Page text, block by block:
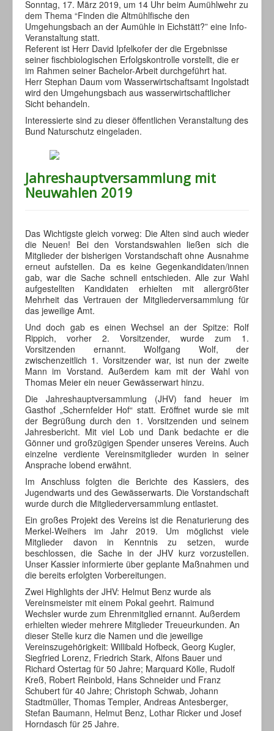
Sonntag, 17. März 2019, um 14 Uhr beim Aumühlwehr zu
dem Thema “Finden die Altmühlfische den
Umgehungsbach an der Aumühle in Eichstätt?” eine Info-
Veranstaltung statt.
Referent ist Herr David Ipfelkofer der die Ergebnisse
seiner fischbiologischen Erfolgskontrolle vorstellt, die er
im Rahmen seiner Bachelor-Arbeit durchgeführt hat.
Herr Stephan Daum vom Wasserwirtschaftsamt Ingolstadt
wird den Umgehungsbach aus wasserwirtschaftlicher
Sicht behandeln.
Interessierte sind zu dieser öffentlichen Veranstaltung des
Bund Naturschutz eingeladen.
Jahreshauptversammlung mit
Neuwahlen 2019
Das Wichtigste gleich vorweg: Die Alten sind auch wieder
die Neuen! Bei den Vorstandswahlen ließen sich die
Mitglieder der bisherigen Vorstandschaft ohne Ausnahme
erneut aufstellen. Da es keine Gegenkandidaten/innen
gab, war die Sache schnell entschieden. Alle zur Wahl
aufgestellten Kandidaten erhielten mit allergrößter
Mehrheit das Vertrauen der Mitgliederversammlung für
das jeweilige Amt.
Und doch gab es einen Wechsel an der Spitze: Rolf
Rippich, vorher 2. Vorsitzender, wurde zum 1.
Vorsitzenden ernannt. Wolfgang Wolf, der
zwischenzeitlich 1. Vorsitzender war, ist nun der zweite
Mann im Vorstand. Außerdem kam mit der Wahl von
Thomas Meier ein neuer Gewässerwart hinzu.
Die Jahreshauptversammlung (JHV) fand heuer im
Gasthof „Schernfelder Hof“ statt. Eröffnet wurde sie mit
der Begrüßung durch den 1. Vorsitzenden und seinem
Jahresbericht. Mit viel Lob und Dank bedachte er die
Gönner und großzügigen Spender unseres Vereins. Auch
einzelne verdiente Vereinsmitglieder wurden in seiner
Ansprache lobend erwähnt.
Im Anschluss folgten die Berichte des Kassiers, des
Jugendwarts und des Gewässerwarts. Die Vorstandschaft
wurde durch die Mitgliederversammlung entlastet.
Ein großes Projekt des Vereins ist die Renaturierung des
Merkel-Weihers im Jahr 2019. Um möglichst viele
Mitglieder davon in Kenntnis zu setzen, wurde
beschlossen, die Sache in der JHV kurz vorzustellen.
Unser Kassier informierte über geplante Maßnahmen und
die bereits erfolgten Vorbereitungen.
Zwei Highlights der JHV: Helmut Benz wurde als
Vereinsmeister mit einem Pokal geehrt. Raimund
Wechsler wurde zum Ehrenmitglied ernannt. Außerdem
erhielten wieder mehrere Mitglieder Treueurkunden. An
dieser Stelle kurz die Namen und die jeweilige
Vereinszugehörigkeit: Willibald Hofbeck, Georg Kugler,
Siegfried Lorenz, Friedrich Stark, Alfons Bauer und
Richard Ostertag für 50 Jahre; Marquard Kölle, Rudolf
Kreß, Robert Reinbold, Hans Schneider und Franz
Schubert für 40 Jahre; Christoph Schwab, Johann
Stadtmüller, Thomas Templer, Andreas Antesberger,
Stefan Baumann, Helmut Benz, Lothar Ricker und Josef
Horndasch für 25 Jahre.